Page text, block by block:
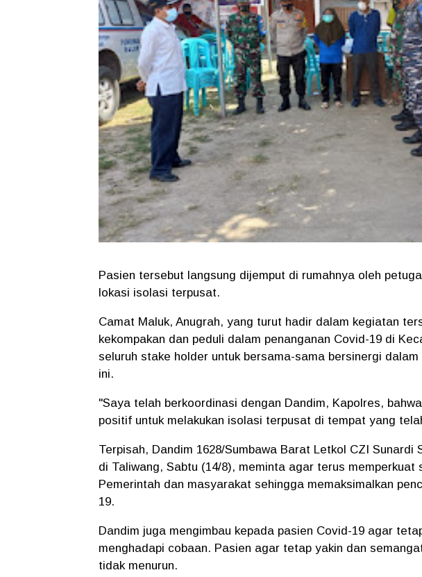
Pasien tersebut langsung dijemput di rumahnya oleh
lokasi isolasi terpusat.
Camat Maluk, Anugrah, yang turut hadir dalam kegiatan
kekompakan dan peduli dalam penanganan Covid-19 di
seluruh stake holder untuk bersama-sama bersinergi
ini.
"Saya telah berkoordinasi dengan Dandim, Kapolres,
positif untuk melakukan isolasi terpusat di tempat yang
Terpisah, Dandim 1628/Sumbawa Barat Letkol CZI
di Taliwang, Sabtu (14/8), meminta agar terus
Pemerintah dan masyarakat sehingga memaksimalkan
19.
Dandim juga mengimbau kepada pasien Covid-19 agar
menghadapi cobaan. Pasien agar tetap yakin dan
tidak menurun.